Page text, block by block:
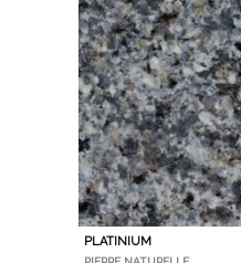
PLATINIUM